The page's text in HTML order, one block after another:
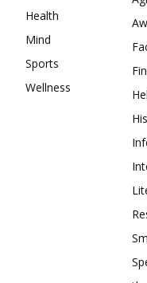
Health
Mind
Sports
Wellness